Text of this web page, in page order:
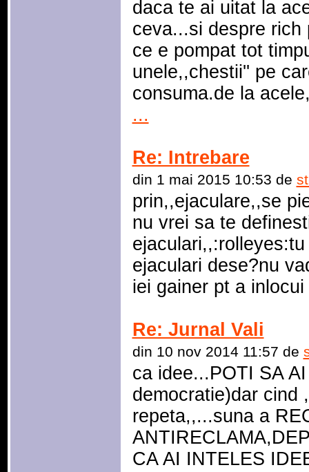
daca te ai uitat la
ceva...si despre rich
ce e pompat tot
unele,,chestii'' pe
consuma.de la
...
Re: Intrebare
din 1 mai 2015 10:53 de
prin,,ejaculare,,se
nu vrei sa te
ejaculari dese?nu
iei gainer pt a
Re: Jurnal Vali
din 10 nov 2014 11:57 de
ca idee...POTI SA
democratie)dar cind
repeta,,...suna a
CA AI INTELES